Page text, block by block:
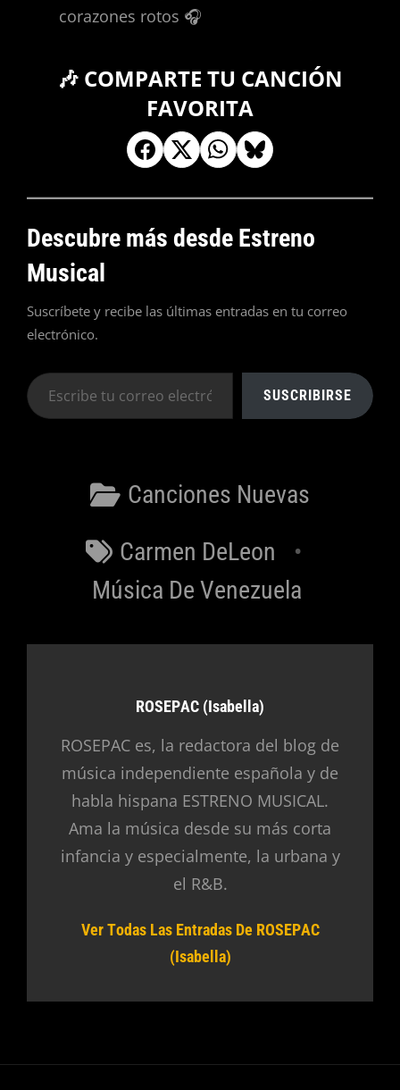
corazones rotos 🎧
🎶 COMPARTE TU CANCIÓN
FAVORITA
Descubre más desde Estreno
Musical
Suscríbete y recibe las últimas entradas en tu correo
electrónico.
Escribe
tu
SUSCRIBIRSE
Categorías
Canciones Nuevas
Etiquetas
Carmen DeLeon
Música De Venezuela
Autor:
ROSEPAC (Isabella)
ROSEPAC es, la redactora del blog de
música independiente española y de
habla hispana ESTRENO MUSICAL.
Ama la música desde su más corta
infancia y especialmente, la urbana y
el R&B.
Ver Todas Las Entradas De ROSEPAC
(Isabella)